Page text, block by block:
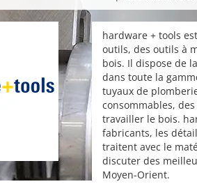
hardware + tools
outils, des outils à
bois. Il dispose de
dans toute la
tuyaux de
consommables,
travailler le bois.
fabricants, les
traitent avec le
discuter des
Moyen-Orient.